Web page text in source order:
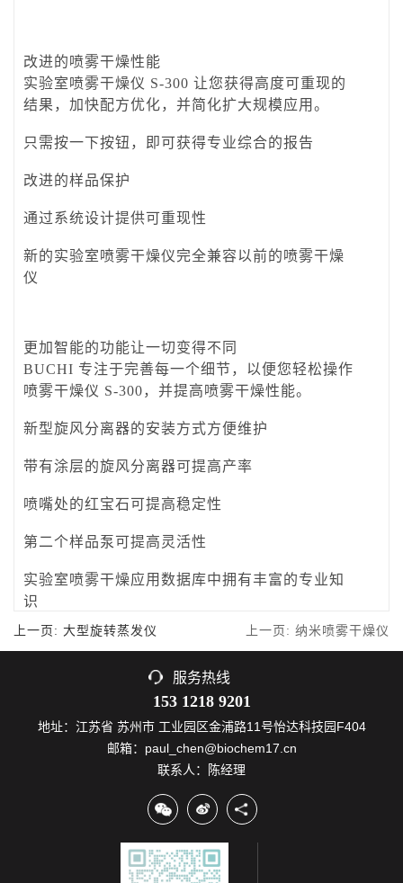
改进的喷雾干燥性能
实验室喷雾干燥仪 S-300 让您获得高度可重现的
结果，加快配方优化，并简化扩大规模应用。
只需按一下按钮，即可获得专业综合的报告
改进的样品保护
通过系统设计提供可重现性
新的实验室喷雾干燥仪完全兼容以前的喷雾干燥
仪
更加智能的功能让一切变得不同
BUCHI 专注于完善每一个细节，以便您轻松操作
喷雾干燥仪 S-300，并提高喷雾干燥性能。
新型旋风分离器的安装方式方便维护
带有涂层的旋风分离器可提高产率
喷嘴处的红宝石可提高稳定性
第二个样品泵可提高灵活性
实验室喷雾干燥应用数据库中拥有丰富的专业知
识
上一页: 大型旋转蒸发仪 上一页: 纳米喷雾干燥仪
服务热线
153 1218 9201
地址：江苏省 苏州市 工业园区金浦路11号怡达科技园F404
邮箱：paul_chen@biochem17.cn
联系人：陈经理